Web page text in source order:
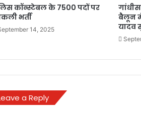
कॉन्स्टेबल के 7500 पदों पर
भर्ती
14, 2025
बैलून
यादव
a Reply